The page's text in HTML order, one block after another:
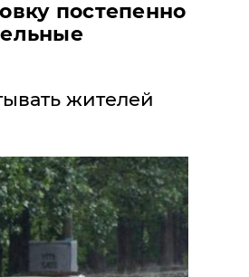
постепенно
жителей